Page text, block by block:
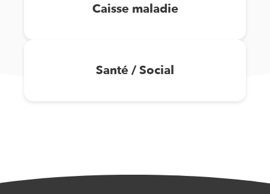
Caisse maladie
Santé / Social